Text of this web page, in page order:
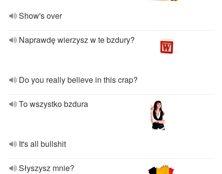
Show's over
Naprawdę wierzysz w te bzdury?
Do you really believe in this crap?
To wszystko bzdura
It's all bullshit
Słyszysz mnie?